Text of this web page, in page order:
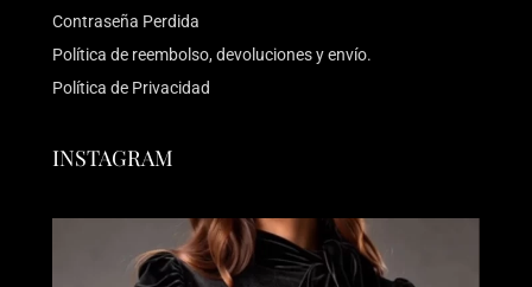
Contraseña Perdida
Política de reembolso, devoluciones y envío.
Política de Privacidad
INSTAGRAM